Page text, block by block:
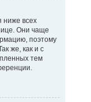
ниже всех
Они чаще
поэтому
же, как и с
тем